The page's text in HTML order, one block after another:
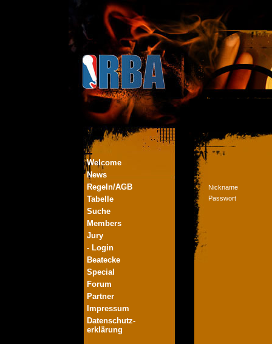
Welcome
News
Regeln/AGB
Tabelle
Suche
Members
Jury
- Login
Beatecke
Special
Forum
Partner
Impressum
Datenschutz-
erklärung
Nickname
Passwort